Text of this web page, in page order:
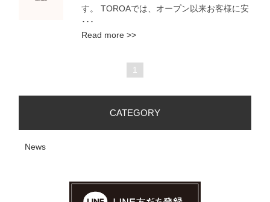
す。 TOROAでは、オープン以来お客様に安
･･･
Read more >>
1
CATEGORY
News